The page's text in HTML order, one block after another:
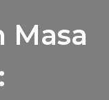
Masa